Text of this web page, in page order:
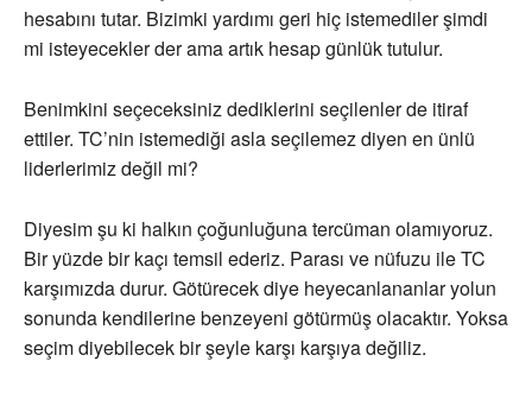
hesabını tutar. Bizimki yardımı geri hiç istemediler şimdi
mi isteyecekler der ama artık hesap günlük tutulur.
Benimkini seçeceksiniz dediklerini seçilenler de itiraf
ettiler. TC’nin istemediği asla seçilemez diyen en ünlü
liderlerimiz değil mi?
Diyesim şu ki halkın çoğunluğuna tercüman olamıyoruz.
Bir yüzde bir kaçı temsil ederiz. Parası ve nüfuzu ile TC
karşımızda durur. Götürecek diye heyecanlananlar yolun
sonunda kendilerine benzeyeni götürmüş olacaktır. Yoksa
seçim diyebilecek bir şeyle karşı karşıya değiliz.